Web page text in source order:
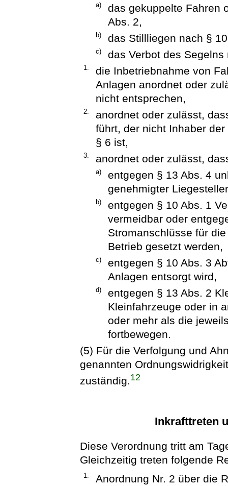
a)
das gekuppelte Fahren
Abs. 2,
b) das Stillliegen nach §
c) das Verbot des
1.
die Inbetriebnahme von
Anlagen anordnet oder
nicht entsprechen,
2.
anordnet oder zulässt,
führt, der nicht Inhaber
§ 6 ist,
3. anordnet oder zulässt,
a)
entgegen § 13 Abs. 4
genehmigter
b)
entgegen § 10 Abs. 1
vermeidbar oder
Stromanschlüsse für
Betrieb gesetzt werden,
c)
entgegen § 10 Abs. 3
Anlagen entsorgt wird,
d)
entgegen § 13 Abs. 2
Kleinfahrzeuge oder in
oder mehr als die
fortbewegen.
(5) Für die Verfolgung und
genannten
zuständig.12
Inkrafttreten
Diese Verordnung tritt am
Gleichzeitig treten folgende
1.
Anordnung Nr. 2 über die